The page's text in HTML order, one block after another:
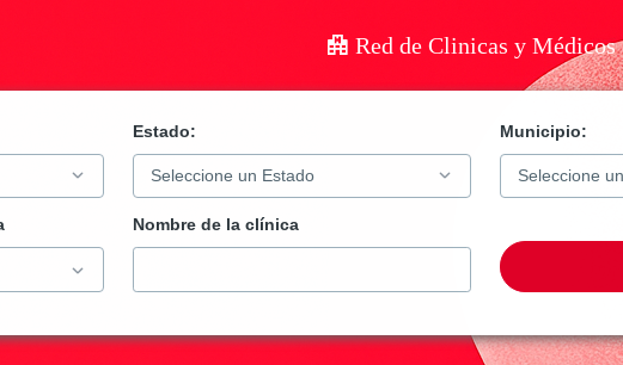
Red de Clinicas y Médicos
Estado: Municipio:
Nombre de la clínica